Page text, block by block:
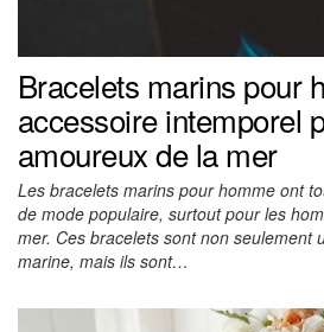
Bracelets marins pour
accessoire intemporel
amoureux de la mer
Les bracelets marins pour homme ont
de mode populaire, surtout pour les
mer. Ces bracelets sont non seulement
marine, mais ils sont…